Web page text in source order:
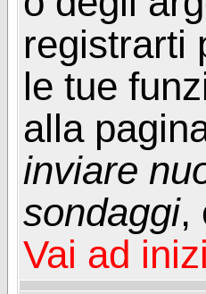
registrarti
le tue
alla
inviare
sondaggi,
Vai ad